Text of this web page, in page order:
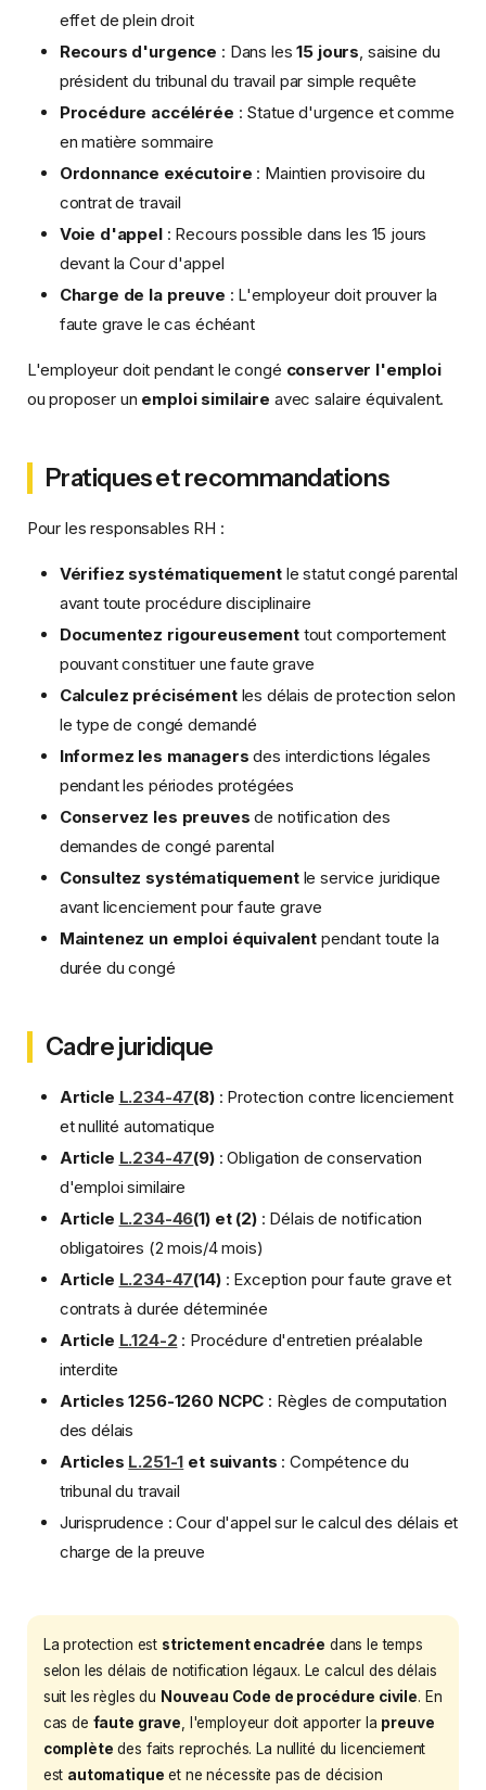
effet de plein droit
Recours d'urgence : Dans les15 jours , saisine du
président du tribunal du travail par simple requête
Procédure accélérée : Statue d'urgence et comme
en matière sommaire
Ordonnance exécutoire : Maintien provisoire du
contrat de travail
Voie d'appel: Recours possible dans les 15 jours
devant la Cour d'appel
Charge de la preuve : L'employeur doit prouver la
faute grave le cas échéant
L'employeur doit pendant le congé conserver l'emploi
ou proposer un emploi similaire avec salaire équivalent.
Pratiques et recommandations
Pour les responsables RH :
Vérifiez systématiquementle statut congé parental
avant toute procédure disciplinaire
Documentez rigoureusementtout comportement
pouvant constituer une faute grave
Calculez précisémentles délais de protection selon
le type de congé demandé
Informez les managers des interdictions légales
pendant les périodes protégées
Conservez les preuves de notification des
demandes de congé parental
Consultez systématiquementle service juridique
avant licenciement pour faute grave
Maintenez un emploi équivalent pendant toute la
durée du congé
Cadre juridique
Article L.234-47(8): Protection contre licenciement
et nullité automatique
Article L.234-47(9): Obligation de conservation
d'emploi similaire
Article L.234-46(1) et (2): Délais de notification
obligatoires (2 mois/4 mois)
Article L.234-47(14): Exception pour faute grave et
contrats à durée déterminée
Article L.124-2 : Procédure d'entretien préalable
interdite
Articles 1256-1260 NCPC : Règles de computation
des délais
Articles L.251-1 et suivants : Compétence du
tribunal du travail
Jurisprudence : Cour d'appel sur le calcul des délais et
charge de la preuve
La protection est strictement encadrée dans le temps
selon les délais de notification légaux. Le calcul des délais
suit les règles du Nouveau Code de procédure civile. En
cas de faute grave , l'employeur doit apporter la preuve
complète des faits reprochés. La nullité du licenciement
est automatique et ne nécessite pas de décision